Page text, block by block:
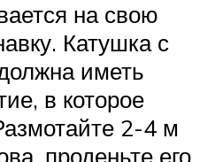
на свою
Катушка с
иметь
в которое
2-4 м
проденьте его